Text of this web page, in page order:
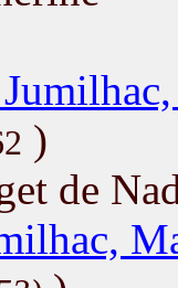
)
de